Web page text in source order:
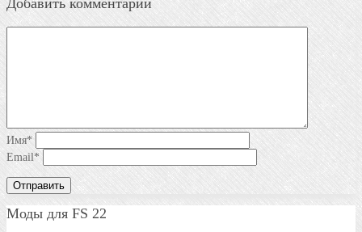
Имя*
Email*
Моды для FS 22